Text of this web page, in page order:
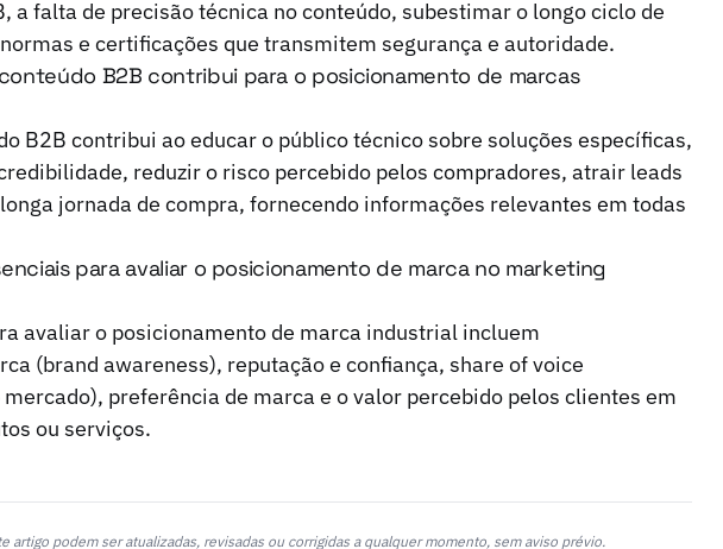
a falta de precisão técnica no conteúdo, subestimar o longo ciclo de
e certificações que transmitem segurança e autoridade.
B2B contribui para o posicionamento de marcas
B2B contribui ao educar o público técnico sobre soluções específicas,
reduzir o risco percebido pelos compradores, atrair leads
jornada de compra, fornecendo informações relevantes em todas
para avaliar o posicionamento de marca no marketing
avaliar o posicionamento de marca industrial incluem
(brand awareness), reputação e confiança, share of voice
preferência de marca e o valor percebido pelos clientes em
ou serviços.
artigo podem ser atualizadas, revisadas ou corrigidas a qualquer momento, sem aviso prévio.